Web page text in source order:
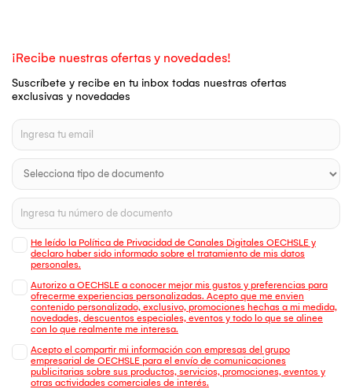
¡Recibe nuestras ofertas y novedades!
Suscríbete y recibe en tu inbox todas nuestras ofertas
exclusivas y novedades
He leído la Política de Privacidad de Canales Digitales OECHSLE y
declaro haber sido informado sobre el tratamiento de mis datos
personales.
Autorizo a OECHSLE a conocer mejor mis gustos y preferencias para
ofrecerme experiencias personalizadas. Acepto que me envien
contenido personalizado, exclusivo, promociones hechas a mi medida,
novedades, descuentos especiales, eventos y todo lo que se alinee
con lo que realmente me interesa.
Acepto el compartir mi información con empresas del grupo
empresarial de OECHSLE para el envío de comunicaciones
publicitarias sobre sus productos, servicios, promociones, eventos y
otras actividades comerciales de interés.